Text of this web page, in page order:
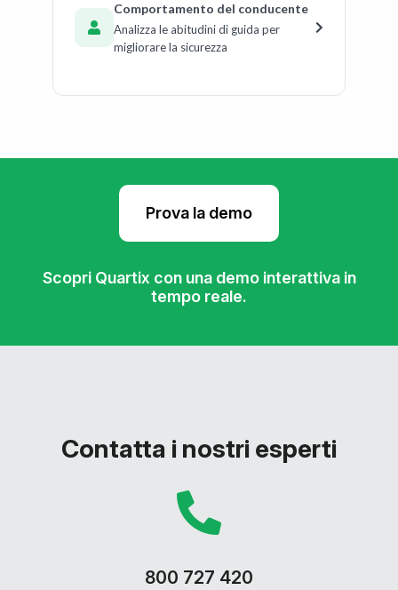
Comportamento del conducente
Analizza le abitudini di guida per
migliorare la sicurezza
Prova la demo
Scopri Quartix con una demo interattiva in
tempo reale.
Contatta i nostri esperti
800 727 420